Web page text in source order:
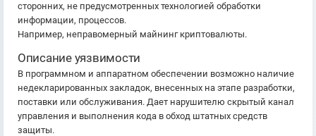
сторонних, не предусмотренных технологией обработки
информации, процессов.
Например, неправомерный майнинг криптовалюты.
Описание уязвимости
В программном и аппаратном обеспечении возможно наличие
недекларированных закладок, внесенных на этапе разработки,
поставки или обслуживания. Дает нарушителю скрытый канал
управления и выполнения кода в обход штатных средств
защиты.